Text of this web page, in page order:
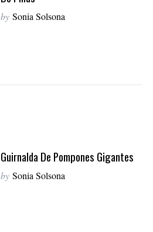
by Sonia Solsona
Guirnalda De Pompones Gigantes
by Sonia Solsona